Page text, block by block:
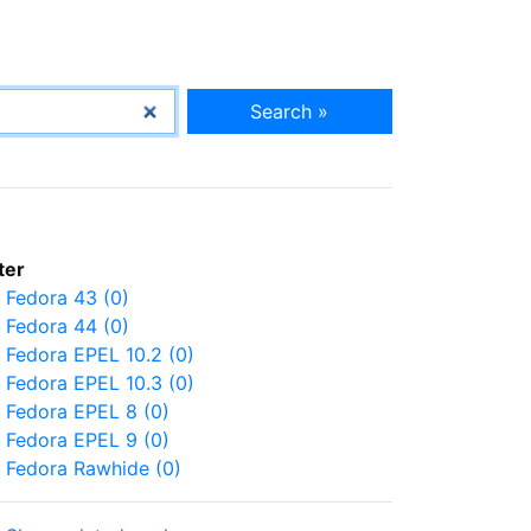
Search »
Fedora 43 (0)
Fedora 44 (0)
Fedora EPEL 10.2 (0)
Fedora EPEL 10.3 (0)
Fedora EPEL 8 (0)
Fedora EPEL 9 (0)
Fedora Rawhide (0)